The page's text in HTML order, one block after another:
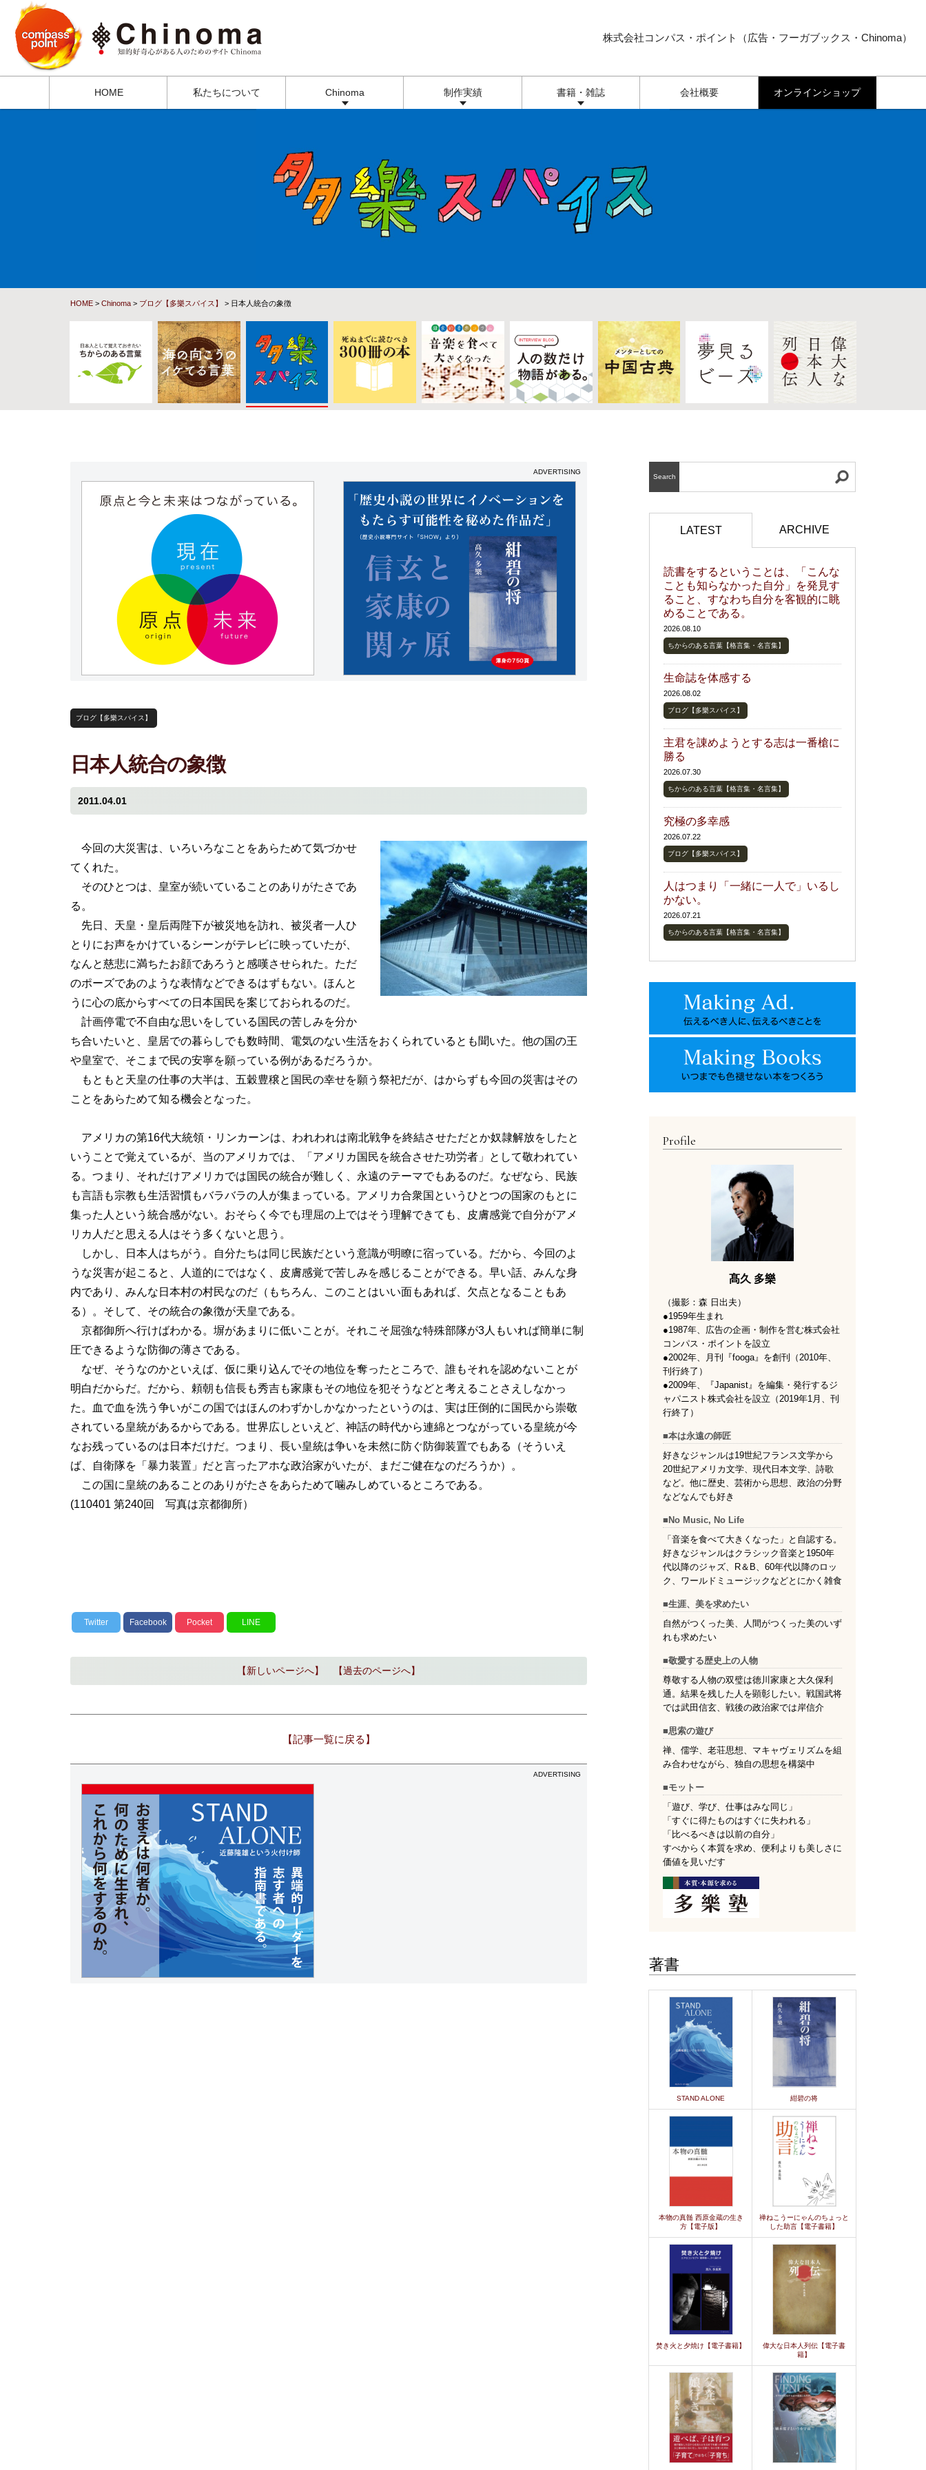
株式会社コンパス・ポイント（広告・フーガブックス・Chinoma）
HOME 私たちについて Chinoma 制作実績 書籍・雑誌 会社概要 オンラインショップ
HOME > Chinoma > ブログ【多樂スパイス】 > 日本人統合の象徴
ADVERTISING
ブログ【多樂スパイス】
日本人統合の象徴
2011.04.01
今回の大災害は、いろいろなことをあらためて気づかせ
てくれた。
そのひとつは、皇室が続いていることのありがたさであ
る。
先日、天皇・皇后両陛下が被災地を訪れ、被災者一人ひ
とりにお声をかけているシーンがテレビに映っていたが、
なんと慈悲に満ちたお顔であろうと感嘆させられた。ただ
のポーズであのような表情などできるはずもない。ほんと
うに心の底からすべての日本国民を案じておられるのだ。
計画停電で不自由な思いをしている国民の苦しみを分か
ち合いたいと、皇居での暮らしでも数時間、電気のない生活をおくられているとも聞いた。他の国の王
や皇室で、そこまで民の安寧を願っている例があるだろうか。
もともと天皇の仕事の大半は、五穀豊穣と国民の幸せを願う祭祀だが、はからずも今回の災害はその
ことをあらためて知る機会となった。
アメリカの第16代大統領・リンカーンは、われわれは南北戦争を終結させただとか奴隷解放をしたと
いうことで覚えているが、当のアメリカでは、「アメリカ国民を統合させた功労者」として敬われてい
る。つまり、それだけアメリカでは国民の統合が難しく、永遠のテーマでもあるのだ。なぜなら、民族
も言語も宗教も生活習慣もバラバラの人が集まっている。アメリカ合衆国というひとつの国家のもとに
集った人という統合感がない。おそらく今でも理屈の上ではそう理解できても、皮膚感覚で自分がアメ
リカ人だと思える人はそう多くないと思う。
しかし、日本人はちがう。自分たちは同じ民族だという意識が明瞭に宿っている。だから、今回のよ
うな災害が起こると、人道的にではなく、皮膚感覚で苦しみを感じることができる。早い話、みんな身
内であり、みんな日本村の村民なのだ（もちろん、このことはいい面もあれば、欠点となることもあ
る）。そして、その統合の象徴が天皇である。
京都御所へ行けばわかる。塀があまりに低いことが。それこそ屈強な特殊部隊が3人もいれば簡単に制
圧できるような防御の薄さである。
なぜ、そうなのかといえば、仮に乗り込んでその地位を奪ったところで、誰もそれを認めないことが
明白だからだ。だから、頼朝も信長も秀吉も家康もその地位を犯そうなどと考えることさえしなかっ
た。血で血を洗う争いがこの国ではほんのわずかしかなかったというのは、実は圧倒的に国民から崇敬
されている皇統があるからである。世界広しといえど、神話の時代から連綿とつながっている皇統が今
なお残っているのは日本だけだ。つまり、長い皇統は争いを未然に防ぐ防御装置でもある（そういえ
ば、自衛隊を「暴力装置」だと言ったアホな政治家がいたが、まだご健在なのだろうか）。
この国に皇統のあることのありがたさをあらためて噛みしめているところである。
(110401 第240回 写真は京都御所）
Twitter Facebook Pocket LINE
【新しいページへ】 【過去のページへ】
【記事一覧に戻る】
ADVERTISING
Search
LATEST ARCHIVE
読書をするということは、「こんな
ことも知らなかった自分」を発見す
ること、すなわち自分を客観的に眺
めることである。
2026.08.10
ちからのある言葉【格言集・名言集】
生命誌を体感する
2026.08.02
ブログ【多樂スパイス】
主君を諌めようとする志は一番槍に
勝る
2026.07.30
ちからのある言葉【格言集・名言集】
究極の多幸感
2026.07.22
ブログ【多樂スパイス】
人はつまり「一緒に一人で」いるし
かない。
2026.07.21
ちからのある言葉【格言集・名言集】
Profile
髙久 多樂
（撮影：森 日出夫）
●1959年生まれ
●1987年、広告の企画・制作を営む株式会社
コンパス・ポイントを設立
●2002年、月刊『fooga』を創刊（2010年、
刊行終了）
●2009年、『Japanist』を編集・発行するジ
ャパニスト株式会社を設立（2019年1月、刊
行終了）
■本は永遠の師匠
好きなジャンルは19世紀フランス文学から
20世紀アメリカ文学、現代日本文学、詩歌
など。他に歴史、芸術から思想、政治の分野
などなんでも好き
■No Music, No Life
「音楽を食べて大きくなった」と自認する。
好きなジャンルはクラシック音楽と1950年
代以降のジャズ、R＆B、60年代以降のロッ
ク、ワールドミュージックなどとにかく雑食
■生涯、美を求めたい
自然がつくった美、人間がつくった美のいず
れも求めたい
■敬愛する歴史上の人物
尊敬する人物の双璧は徳川家康と大久保利
通。結果を残した人を顕彰したい。戦国武将
では武田信玄、戦後の政治家では岸信介
■思索の遊び
禅、儒学、老荘思想、マキャヴェリズムを組
み合わせながら、独自の思想を構築中
■モットー
「遊び、学び、仕事はみな同じ」
「すぐに得たものはすぐに失われる」
「比べるべきは以前の自分」
すべからく本質を求め、便利よりも美しさに
価値を見いだす
著書
STAND ALONE 紺碧の将
本物の真髄 西原金蔵の生き
方【電子版】
禅ねこうーにゃんのちょっと
した助言【電子書籍】
焚き火と夕焼け【電子書籍】
偉大な日本人列伝【電子書
籍】